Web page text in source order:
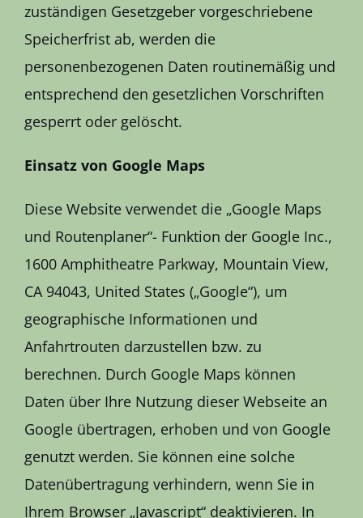
zuständigen Gesetzgeber vorgeschriebene
Speicherfrist ab, werden die
personenbezogenen Daten routinemäßig und
entsprechend den gesetzlichen Vorschriften
gesperrt oder gelöscht.
Einsatz von Google Maps
Diese Website verwendet die „Google Maps
und Routenplaner“- Funktion der Google Inc.,
1600 Amphitheatre Parkway, Mountain View,
CA 94043, United States („Google“), um
geographische Informationen und
Anfahrtrouten darzustellen bzw. zu
berechnen. Durch Google Maps können
Daten über Ihre Nutzung dieser Webseite an
Google übertragen, erhoben und von Google
genutzt werden. Sie können eine solche
Datenübertragung verhindern, wenn Sie in
Ihrem Browser „Javascript“ deaktivieren. In